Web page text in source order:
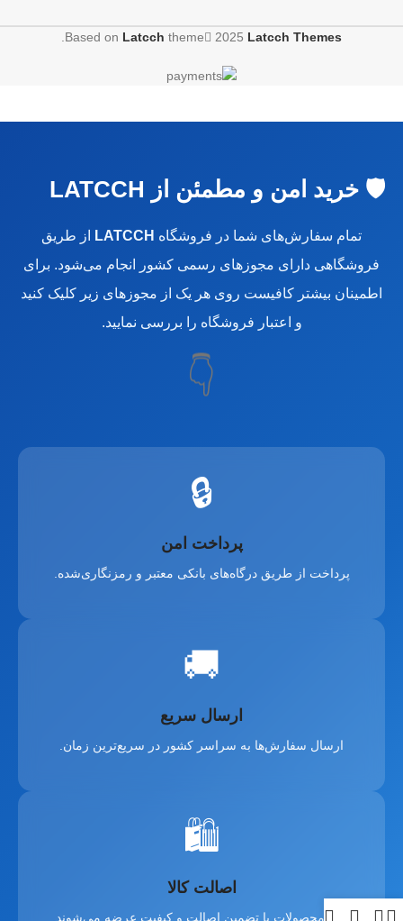
Based on Latcch theme 2025 Latcch Themes
🛡️ خرید امن و مطمئن از LATCCH
تمام سفارش‌های شما در فروشگاه LATCCH
از طریق
فروشگاهی دارای مجوزهای رسمی کشور انجام می‌شود. برای
اطمینان بیشتر کافیست روی هر یک از مجوزهای زیر کلیک کنید
و اعتبار فروشگاه را بررسی نمایید.
👇
🔒
پرداخت امن
پرداخت از طریق درگاه‌های بانکی معتبر و رمزنگاری‌شده.
🚚
ارسال سریع
ارسال سفارش‌ها به سراسر کشور در سریع‌ترین زمان.
🛍️
اصالت کالا
تمام محصولات با تضمین اصالت و کیفیت عرضه می‌شوند.